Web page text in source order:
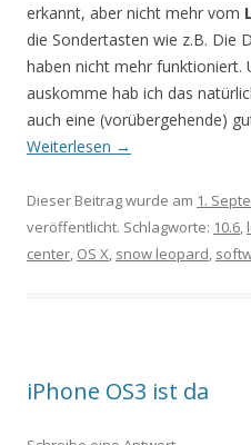
erkannt, aber nicht mehr vom
die Sondertasten wie z.B. Die
haben nicht mehr funktioniert.
auskomme hab ich das
auch eine (vorübergehende)
Weiterlesen →
Dieser Beitrag wurde am 1.
veröffentlicht. Schlagworte: 10.6,
center, OS X, snow leopard,
iPhone OS3 ist da